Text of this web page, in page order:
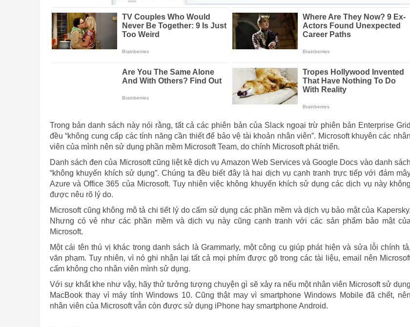
Trong bản danh sách này nói rằng, tất cả các phiên bản của Slack ngoại trừ phiên bản Enterprise Grid
đều “không cung cấp các tính năng cần thiết để bảo vệ tài khoản nhân viên”. Microsoft khuyên các nhân
viên của mình nên sử dụng phần mềm Microsoft Team, do chính Microsoft phát triển.
Danh sách đen của Microsoft cũng liệt kê dịch vụ Amazon Web Services và Google Docs vào danh sách
“không khuyến khích sử dụng”. Chúng ta đều biết đây là hai dịch vụ cạnh tranh trực tiếp với đám
Azure và Office 365 của Microsoft. Tuy nhiên việc không khuyến khích sử dụng các dịch vụ này không
được nêu rõ lý do.
Microsoft cũng không mô tả chi tiết lý do cấm sử dụng các phần mềm và dịch vụ bảo mật của Kapersky.
Nhưng có vẻ như các phần mềm và dịch vụ này cũng cạnh tranh với các sản phẩm bảo mật của
Microsoft.
Một cái tên thú vị khác trong danh sách là Grammarly, một công cụ giúp phát hiện và sửa lỗi chính tả,
văn phạm. Tuy nhiên, vì nó ghi nhận lại tất cả mọi phím được gõ trong các tài liệu, email nên
cấm không cho nhân viên mình sử dụng.
Với sự khắt khe như vậy, hãy thử tưởng tượng chuyện gì sẽ xảy ra nếu một nhân viên Microsoft sử dụng
MacBook thay vì máy tính Windows 10. Cũng thật may vì smartphone Windows Mobile đã chết, nên
nhân viên của Microsoft vẫn còn được sử dụng iPhone hay smartphone Android.